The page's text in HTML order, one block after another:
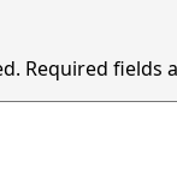
Required fields